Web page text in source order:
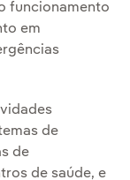
funcionamento
em
de
de
de saúde, e